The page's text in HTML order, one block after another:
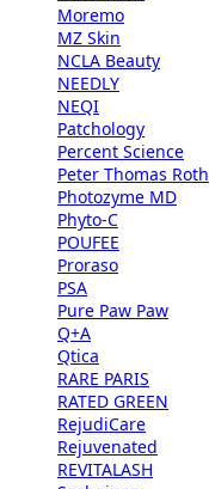
Moremo
MZ Skin
NCLA Beauty
NEEDLY
NEQI
Patchology
Percent Science
Peter Thomas Roth
Photozyme MD
Phyto-C
POUFEE
Proraso
PSA
Pure Paw Paw
Q+A
Qtica
RARE PARIS
RATED GREEN
RejudiCare
Rejuvenated
REVITALASH